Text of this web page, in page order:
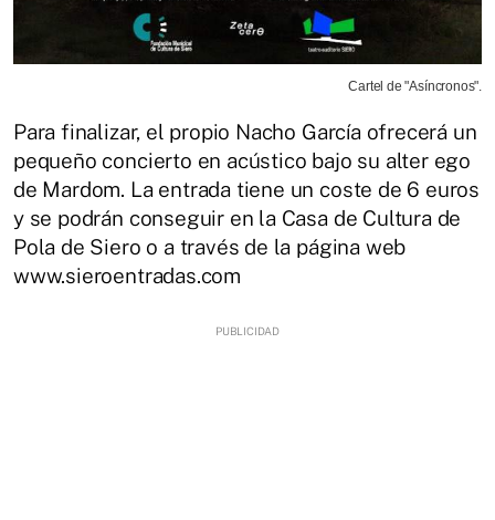
Cartel de "Asíncronos".
Para finalizar, el propio Nacho García ofrecerá un
pequeño concierto en acústico bajo su alter ego
de Mardom. La entrada tiene un coste de 6 euros
y se podrán conseguir en la Casa de Cultura de
Pola de Siero o a través de la página web
www.sieroentradas.com